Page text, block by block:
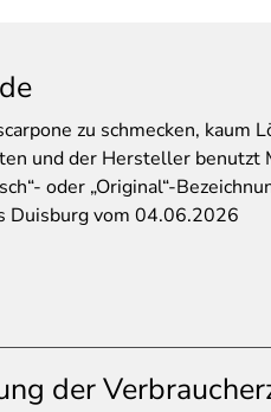
zu schmecken, kaum
und der Hersteller benutzt
oder „Original“-
Duisburg vom 04.06.2026
der